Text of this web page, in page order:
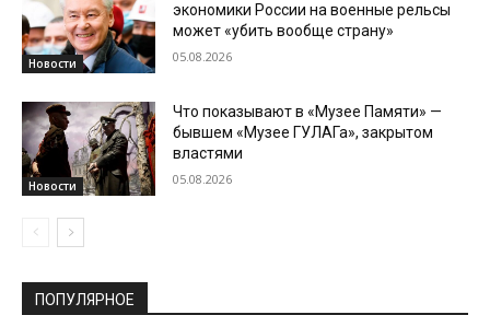
Новости
экономики России на военные рельсы
может «убить вообще страну»
05.08.2026
Новости
Что показывают в «Музее Памяти» —
бывшем «Музее ГУЛАГа», закрытом
властями
05.08.2026
ПОПУЛЯРНОЕ